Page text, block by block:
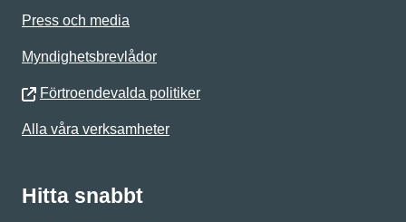
Press och media
Myndighetsbrevlådor
Förtroendevalda politiker
Alla våra verksamheter
Hitta snabbt